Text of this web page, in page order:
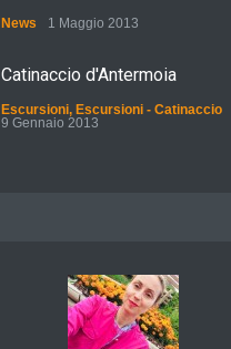
News 1 Maggio 2013
Catinaccio d'Antermoia
Escursioni, Escursioni - Catinaccio
9 Gennaio 2013